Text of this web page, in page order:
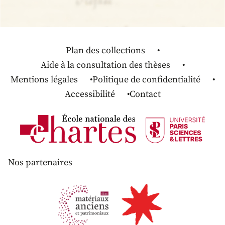
Plan des collections
Aide à la consultation des thèses
Mentions légales
Politique de confidentialité
Accessibilité
Contact
Nos partenaires